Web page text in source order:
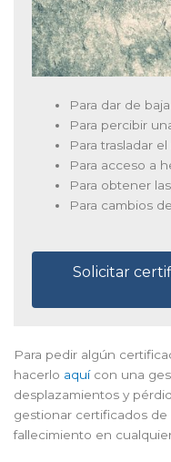
Para dar de
Para percibir
Para trasladar
Para acceso a
Para obtener
Para cambios
Solicitar
Para pedir algún
hacerlo aquícon una
desplazamientos y
gestionar certificados
fallecimiento en